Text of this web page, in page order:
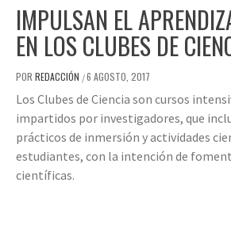
IMPULSAN EL
EN LOS CLUBES DE
POR REDACCIÓN /6 AGOSTO, 2017
Los Clubes de Ciencia son cursos
impartidos por investigadores, que
prácticos de inmersión y actividades
estudiantes, con la intención de
científicas.